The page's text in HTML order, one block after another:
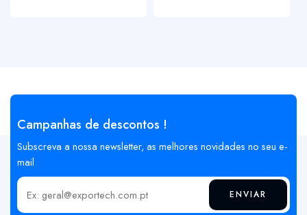
Campanhas de descontos !
Subscreva a nossa newsletter, as melhores novidades no seu e-
mail
Insira o seu email ENVIAR